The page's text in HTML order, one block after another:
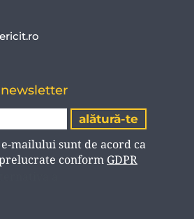
mailului sunt de acord ca
conform GDPR